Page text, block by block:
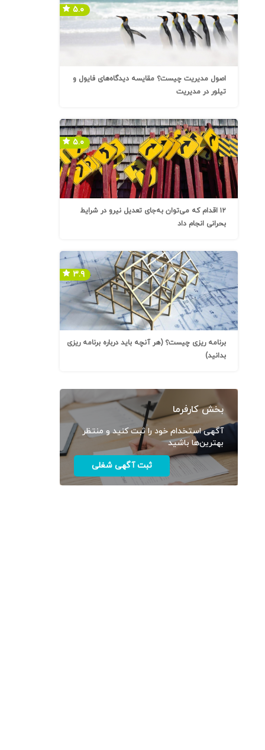
اصول مدیریت چیست؟ مقایسه دیدگاه‌های فایول و
تیلور در مدیریت
۵.۰
۱۲ اقدام که می‌توان به‌جای تعدیل نیرو در شرایط
بحرانی انجام داد
۵.۰
برنامه ریزی چیست؟ (هر آنچه باید درباره برنامه ریزی
بدانید)
۳.۹
بخش کارفرما
آگهی استخدام خود را ثبت کنید و منتظر
بهترین‌ها باشید
ثبت آگهی شغلی